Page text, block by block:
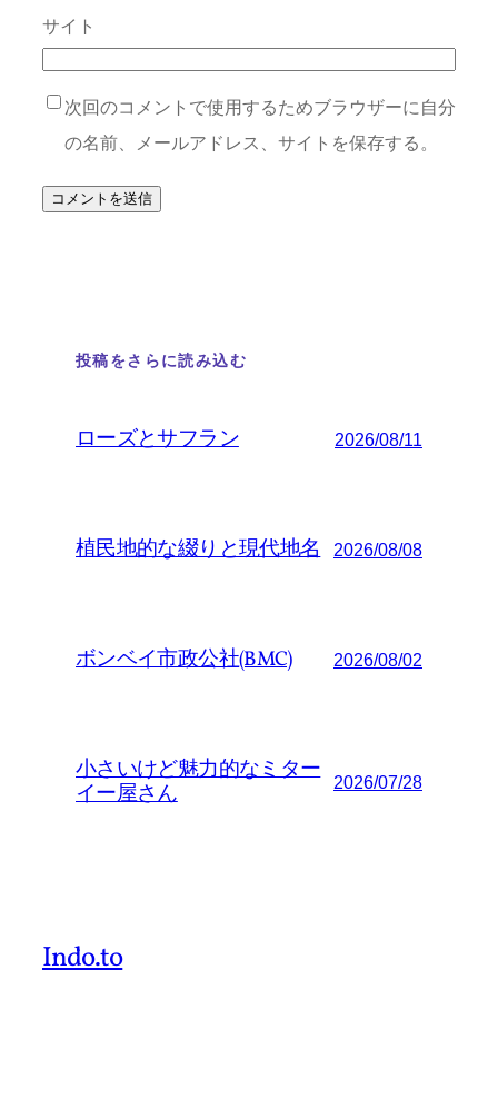
サイト
次回のコメントで使用するためブラウザーに自分
の名前、メールアドレス、サイトを保存する。
投稿をさらに読み込む
ローズとサフラン 2026/08/11
植民地的な綴りと現代地名 2026/08/08
ボンベイ市政公社(BMC) 2026/08/02
小さいけど魅力的なミター
イー屋さん
2026/07/28
Indo.to